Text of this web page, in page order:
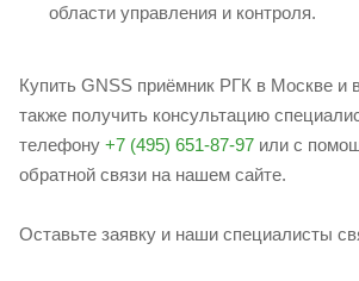
области управления и контроля.
Купить GNSS приёмник РГК в Москве и
также получить консультацию
телефону +7 (495) 651-87-97 или с
обратной связи на нашем сайте.
Оставьте заявку и наши специалисты